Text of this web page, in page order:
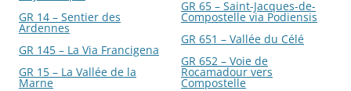
GR 14 – Sentier des
Ardennes
GR 145 – La Via Francigena
GR 15 – La Vallée de la
Marne
GR 65 – Saint-Jacques-de-
Compostelle via Podiensis
GR 651 – Vallée du Célé
GR 652 – Voie de
Rocamadour vers
Compostelle